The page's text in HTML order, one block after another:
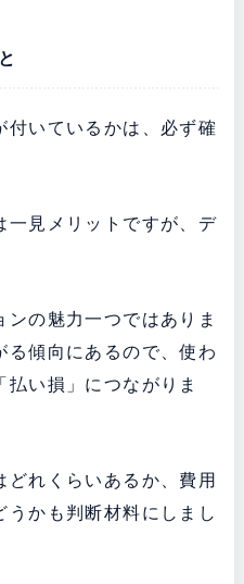
付いているかは、必ず確
一見メリットですが、デ
の魅力一つではありま
る傾向にあるので、使わ
い損」につながりま
どれくらいあるか、費用
うかも判断材料にしまし